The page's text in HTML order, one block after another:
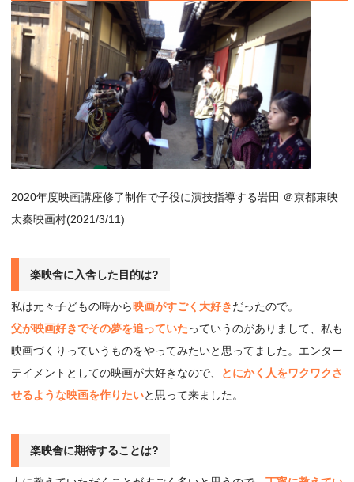
2020年度映画講座修了制作で子役に演技指導する岩田 ＠京都東映
太秦映画村(2021/3/11)
楽映舎に⼊舎した⽬的は?
私は元々子どもの時から映画がすごく大好きだったので。
父が映画好きでその夢を追っていたっていうのがありまして、私も
映画づくりっていうものをやってみたいと思ってました。エンター
テイメントとしての映画が大好きなので、
とにかく人をワクワクさ
せるような映画を作りたいと思って来ました。
楽映舎に期待することは?